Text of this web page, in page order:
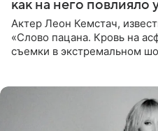
как на него повлияло
Актер Леон Кемстач,
«Слово пацана. Кровь на
съемки в экстремальном